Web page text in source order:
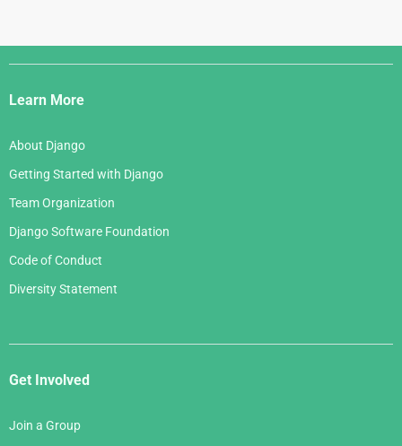
Django
Links
Learn More
About Django
Getting Started with Django
Team Organization
Django Software Foundation
Code of Conduct
Diversity Statement
Get Involved
Join a Group